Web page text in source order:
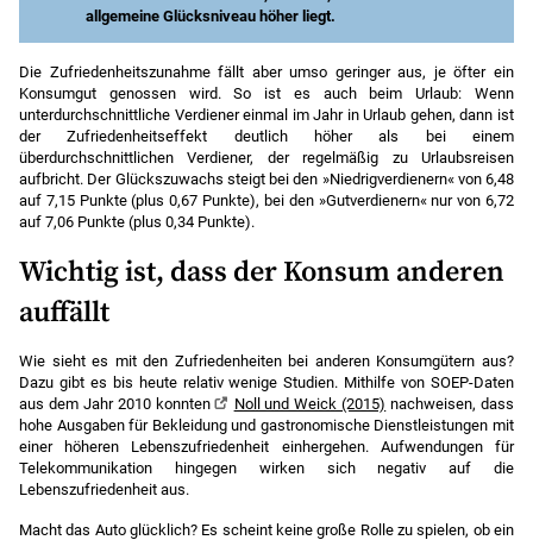
allgemeine Glücksniveau höher liegt.
nicht zufrieden) bis 10 (ganz und gar zufrieden).
Quelle: Eigene Berechnung auf Basis des SOEP v35
(2015 bis 2018).
Anmerkungen
: Ergebnisse einer Fixed-Effects-
Regression unter Kontrolle zahlreicher verzerrender
Einflüsse wie Alter, Einkommen, Gesundheits-
zustand, Bildung etc. Eine jährliche Urlaubsreise wird
gezählt, wenn diese mindestens eine Woche des
Jahres andauert.
Die Zufriedenheitszunahme fällt aber umso geringer aus, je öfter ein
Konsumgut genossen wird. So ist es auch beim Urlaub: Wenn
unterdurchschnittliche Verdiener einmal im Jahr in Urlaub gehen, dann ist
der Zufriedenheitseffekt deutlich höher als bei einem
überdurchschnittlichen Verdiener, der regelmäßig zu Urlaubsreisen
aufbricht. Der Glückszuwachs steigt bei den »Niedrigverdienern« von 6,48
auf 7,15 Punkte (plus 0,67 Punkte), bei den »Gutverdienern« nur von 6,72
auf 7,06 Punkte (plus 0,34 Punkte).
Wichtig ist, dass der Konsum anderen
auffällt
Wie sieht es mit den Zufriedenheiten bei anderen Konsumgütern aus?
Dazu gibt es bis heute relativ wenige Studien. Mithilfe von SOEP-Daten
aus dem Jahr 2010 konnten
Noll und Weick (2015) nachweisen, dass
hohe Ausgaben für Bekleidung und gastronomische Dienstleistungen mit
einer höheren Lebenszufriedenheit einhergehen. Aufwendungen für
Telekommunikation hingegen wirken sich negativ auf die
Lebenszufriedenheit aus.
Macht das Auto glücklich? Es scheint keine große Rolle zu spielen, ob ein